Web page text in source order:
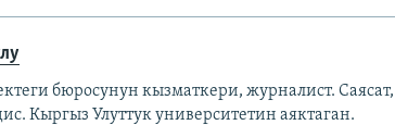
бюросунун кызматкери, журналист.
Кыргыз Улуттук университетин аяктаган.